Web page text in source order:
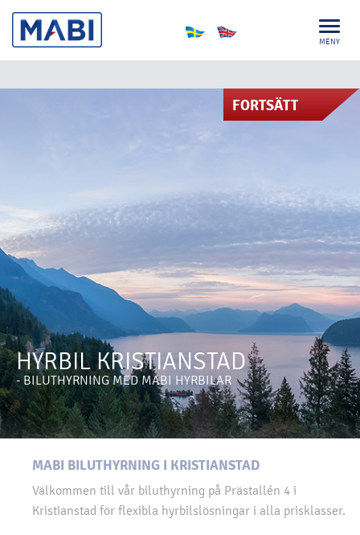
MENY
HYRBIL KRISTIANSTAD
- BILUTHYRNING MED MABI HYRBILAR
FORTSÄTT
MABI BILUTHYRNING I KRISTIANSTAD
Välkommen till vår biluthyrning på Prästallén 4 i
Kristianstad för flexibla hyrbilslösningar i alla prisklasser.